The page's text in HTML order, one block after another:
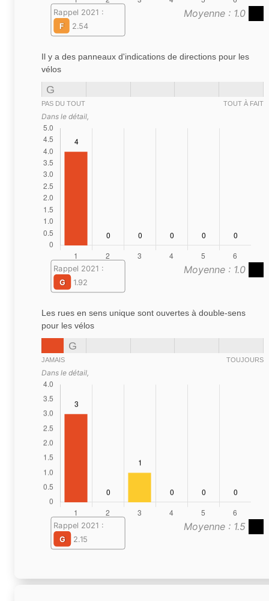
Moyenne : 1.0
Rappel 2021 :
F
2.54
Il y a des panneaux d'indications de directions pour les
vélos
G
PAS DU TOUT TOUT À FAIT
Dans le détail,
Moyenne : 1.0
Rappel 2021 :
G
1.92
Les rues en sens unique sont ouvertes à double-sens
pour les vélos
G
JAMAIS TOUJOURS
Dans le détail,
Moyenne : 1.5
Rappel 2021 :
G
2.15